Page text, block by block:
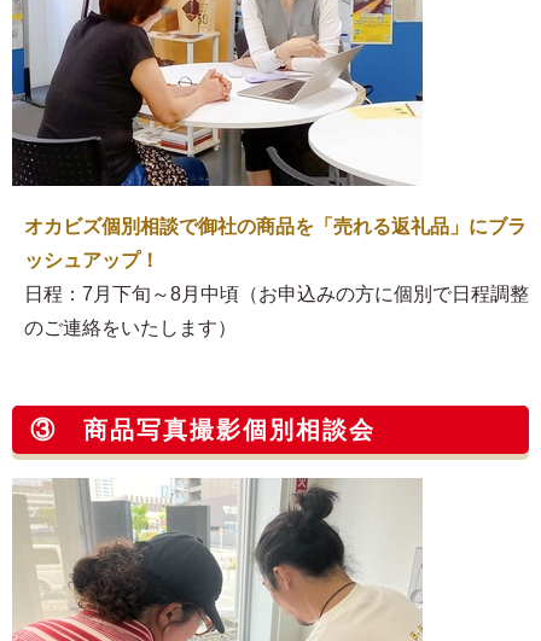
オカビズ個別相談で御社の商品を「売れる返礼品」にブラ
ッシュアップ！
日程：7月下旬～8月中頃（お申込みの方に個別で日程調整
のご連絡をいたします）
③ 商品写真撮影個別相談会